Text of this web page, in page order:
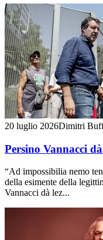
20 luglio 2026Dimitri
Persino Vannacci
“Ad impossibilia nemo
della esimente della
Vannacci dà lez...